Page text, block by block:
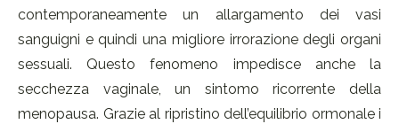
contemporaneamente un allargamento dei vasi
sanguigni e quindi una migliore irrorazione degli organi
sessuali. Questo fenomeno impedisce anche la
secchezza vaginale, un sintomo ricorrente della
menopausa. Grazie al ripristino dell’equilibrio ormonale i